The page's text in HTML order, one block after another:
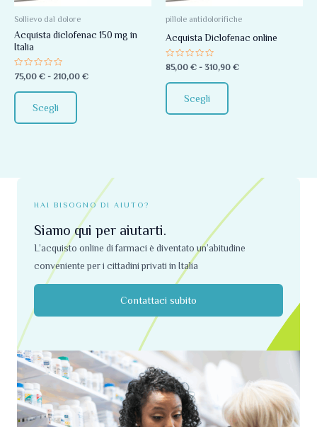
Sollievo dal dolore
Acquista diclofenac 150 mg in
Italia
Valutato
0
su
5
75,00 € - 210,00 €
Scegli
opzioni
possono
scelte
del
pillole antidolorifiche
Acquista Diclofenac online
Valutato
0
su
5
85,00 € - 310,90 €
Scegli
opzioni
possono
scelte
nella
HAI BISOGNO DI AIUTO?
Siamo qui per aiutarti.
L’acquisto online di farmaci è diventato un’abitudine
conveniente per i cittadini privati ​​in Italia
Contattaci subito